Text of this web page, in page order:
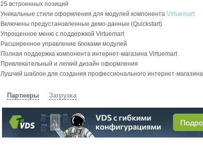
25 встроенных позиций
Уникальные стили оформления для модулей компонента Virtuemart
Включены предустановленные демо-данные (Quickstart)
Упрощенное меню с поддержкой Virtuemart
Расширенное управление блоками модулей
Полная поддержка компонента интернет-магазина Virtuemart
Привлекательный и легкий дизайн оформления
Лушчий шаблон для создания профессионального интернет-
Партнеры Загрузка
СКАЧАТЬ ЗЕРКАЛО